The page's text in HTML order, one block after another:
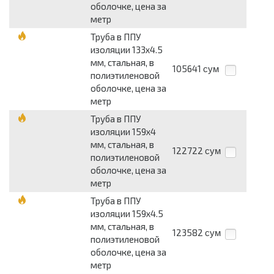
оболочке, цена за
метр
Труба в ППУ
изоляции 133x4.5
мм, стальная, в
полиэтиленовой
оболочке, цена за
метр
105641 сум
Труба в ППУ
изоляции 159x4
мм, стальная, в
полиэтиленовой
оболочке, цена за
метр
122722 сум
Труба в ППУ
изоляции 159x4.5
мм, стальная, в
полиэтиленовой
оболочке, цена за
метр
123582 сум